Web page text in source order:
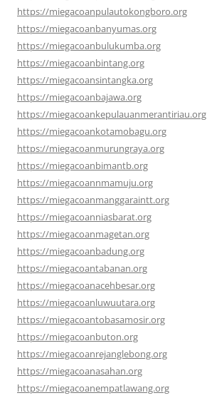
https://miegacoanpulautokongboro.org
https://miegacoanbanyumas.org
https://miegacoanbulukumba.org
https://miegacoanbintang.org
https://miegacoansintangka.org
https://miegacoanbajawa.org
https://miegacoankepulauanmerantiriau.org
https://miegacoankotamobagu.org
https://miegacoanmurungraya.org
https://miegacoanbimantb.org
https://miegacoannmamuju.org
https://miegacoanmanggaraintt.org
https://miegacoanniasbarat.org
https://miegacoanmagetan.org
https://miegacoanbadung.org
https://miegacoantabanan.org
https://miegacoanacehbesar.org
https://miegacoanluwuutara.org
https://miegacoantobasamosir.org
https://miegacoanbuton.org
https://miegacoanrejanglebong.org
https://miegacoanasahan.org
https://miegacoanempatlawang.org